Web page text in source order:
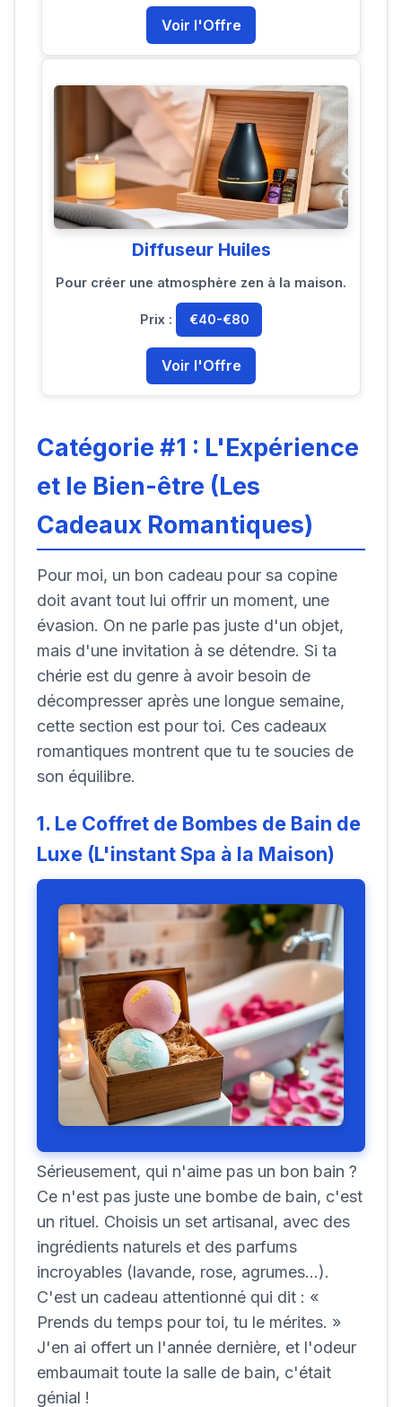
Voir l'Offre
Diffuseur Huiles
Pour créer une atmosphère zen à la maison.
Prix : €40-€80
Voir l'Offre
Catégorie #1 : L'Expérience
et le Bien-être (Les
Cadeaux Romantiques)
Pour moi, un bon cadeau pour sa copine
doit avant tout lui offrir un moment, une
évasion. On ne parle pas juste d'un objet,
mais d'une invitation à se détendre. Si ta
chérie est du genre à avoir besoin de
décompresser après une longue semaine,
cette section est pour toi. Ces cadeaux
romantiques montrent que tu te soucies de
son équilibre.
1. Le Coffret de Bombes de Bain de
Luxe (L'instant Spa à la Maison)
Sérieusement, qui n'aime pas un bon bain ?
Ce n'est pas juste une bombe de bain, c'est
un rituel. Choisis un set artisanal, avec des
ingrédients naturels et des parfums
incroyables (lavande, rose, agrumes...).
C'est un cadeau attentionné qui dit : «
Prends du temps pour toi, tu le mérites. »
J'en ai offert un l'année dernière, et l'odeur
embaumait toute la salle de bain, c'était
génial !